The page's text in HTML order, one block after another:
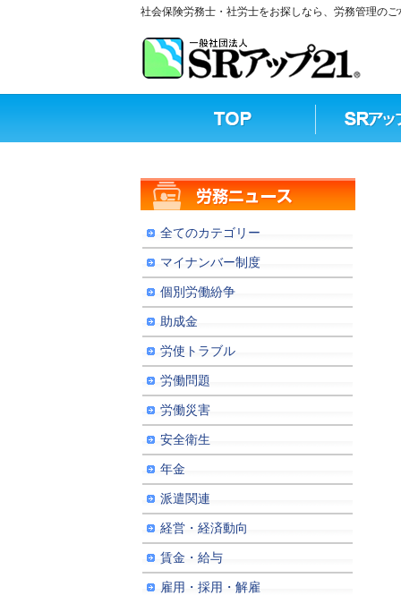
社会保険労務士・社労士をお探しなら、労務管理の
全てのカテゴリー
マイナンバー制度
個別労働紛争
助成金
労使トラブル
労働問題
労働災害
安全衛生
年金
派遣関連
経営・経済動向
賃金・給与
雇用・採用・解雇